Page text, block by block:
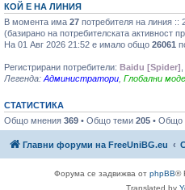
КОЙ Е НА ЛИНИЯ
В момента има 27 потребителя на линия ::
(базирано на потребителската активност
На 01 Авг 2026 21:52 е имало общо 26061
Регистрирани потребители: Baidu [Spider]
Легенда: Администратори Глобални
СТАТИСТИКА
Общо мнения 369 • Общо теми 205 • Общо
Главни форуми на FreeUniBG.eu
Форума се задвижва от phpBB®
Translated by